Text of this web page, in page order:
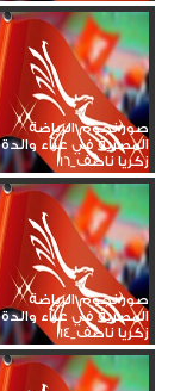
صور نجوم الرياضة
المصرية في عزاء والدة
زكريا ناصف_16
صور نجوم الرياضة
المصرية في عزاء والدة
زكريا ناصف_14